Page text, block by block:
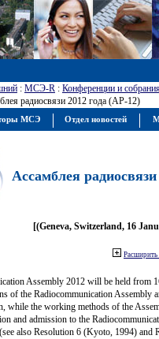
: МСЭ-R : Конференции и
радиосвязи 2012 года (АР-12)
Ассамблея
[(Geneva, Switzerland, 16
Расширить
Assembly 2012 will be held from
of the Radiocommunication
while the working methods of the
and admission to the
(see also Resolution 6 (Kyoto, 1994) and
МСЭ Отдел новостей